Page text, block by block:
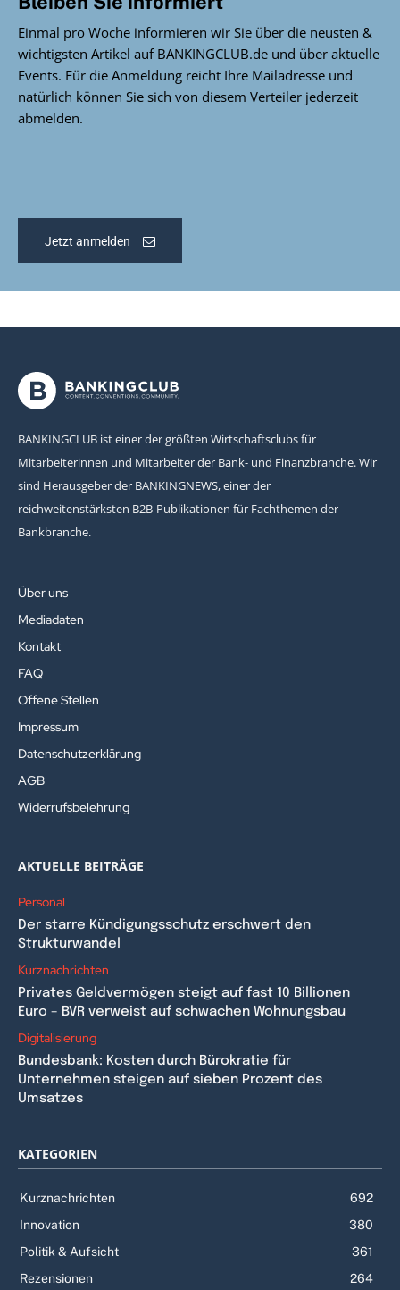
Einmal pro Woche informieren wir Sie über die neusten &
wichtigsten Artikel auf BANKINGCLUB.de und über aktuelle
Events. Für die Anmeldung reicht Ihre Mailadresse und
natürlich können Sie sich von diesem Verteiler jederzeit
abmelden.
Jetzt anmelden
BANKINGCLUB ist einer der größten Wirtschaftsclubs für
Mitarbeiterinnen und Mitarbeiter der Bank- und Finanzbranche. Wir
sind Herausgeber der BANKINGNEWS, einer der
reichweitenstärksten B2B-Publikationen für Fachthemen der
Bankbranche.
Über uns
Mediadaten
Kontakt
FAQ
Offene Stellen
Impressum
Datenschutzerklärung
AGB
Widerrufsbelehrung
AKTUELLE BEITRÄGE
Personal
Der starre Kündigungsschutz erschwert den
Strukturwandel
Kurznachrichten
Privates Geldvermögen steigt auf fast 10 Billionen
Euro – BVR verweist auf schwachen Wohnungsbau
Digitalisierung
Bundesbank: Kosten durch Bürokratie für
Unternehmen steigen auf sieben Prozent des
Umsatzes
KATEGORIEN
Kurznachrichten
692
Innovation
380
Politik & Aufsicht
361
Rezensionen
264